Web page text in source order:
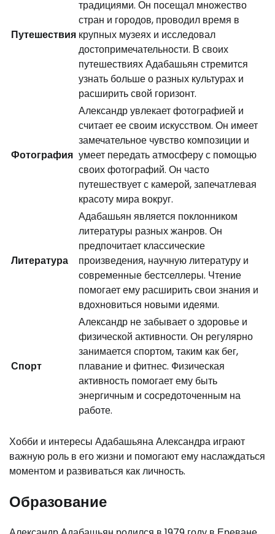
Путешествия
традициями. Он посещал множество
стран и городов, проводил время в
крупных музеях и исследовал
достопримечательности. В своих
путешествиях Адабашьян стремится
узнать больше о разных культурах и
расширить свой горизонт.
Фотография
Александр увлекает фотографией и
считает ее своим искусством. Он имеет
замечательное чувство композиции и
умеет передать атмосферу с помощью
своих фотографий. Он часто
путешествует с камерой, запечатлевая
красоту мира вокруг.
Литература
Адабашьян является поклонником
литературы разных жанров. Он
предпочитает классические
произведения, научную литературу и
современные бестселлеры. Чтение
помогает ему расширить свои знания и
вдохновиться новыми идеями.
Спорт
Александр не забывает о здоровье и
физической активности. Он регулярно
занимается спортом, таким как бег,
плавание и фитнес. Физическая
активность помогает ему быть
энергичным и сосредоточенным на
работе.
Хобби и интересы Адабашьяна Александра играют
важную роль в его жизни и помогают ему наслаждаться
моментом и развиваться как личность.
Образование